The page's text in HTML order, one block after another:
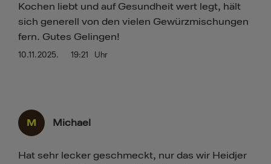
10.11.2025. 19:21 Uhr
Kochen liebt und auf Gesundheit wert legt, hält
sich generell von den vielen Gewürzmischungen
fern. Gutes Gelingen!
M Michael
Hat sehr lecker geschmeckt, nur das wir Heidjer